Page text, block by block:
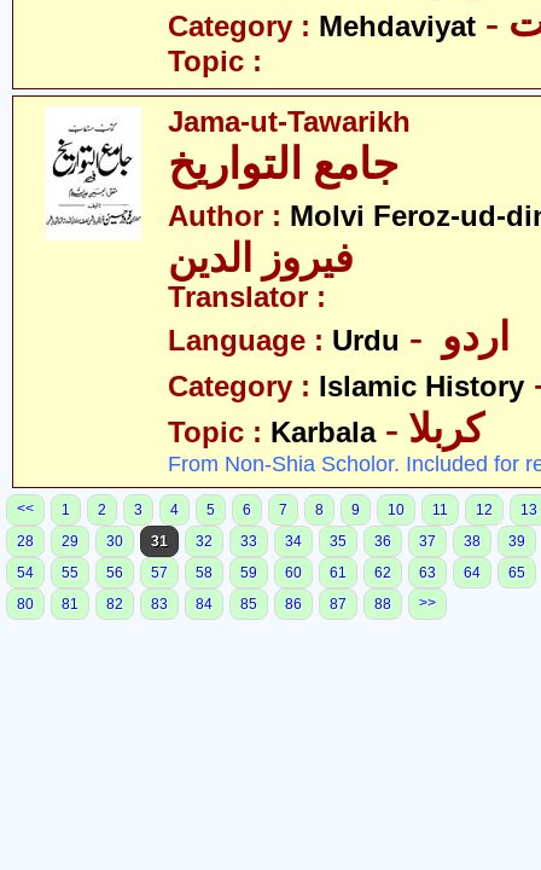
Category : Mehdaviyat
Topic :
Jama-ut-Tawarikh
Author : Molvi Feroz-ud-
Translator :
Language : Urdu
Category : Islamic History
Topic : Karbala - کربلا
From Non-Shia Scholor. Included for
<< 1 2 3 4 5 6 7 8 9 10 11 12
13
28
29 30 31 32 33 34 35 36 37 38
39
54
55 56 57 58 59 60 61 62 63 64
65
80
81 82 83 84 85 86 87 88 >>